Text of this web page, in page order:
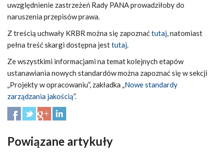
uwzględnienie zastrzeżeń Rady PANA prowadziłoby do
naruszenia przepisów prawa.
Z treścią uchwały KRBR można się zapoznaćtutaj, natomiast
pełna treść skargi dostępna jesttutaj.
Ze wszystkimi informacjami na temat kolejnych etapów
ustanawiania nowych standardów można zapoznać się w sekcji
„Projekty w opracowaniu”, zakładka „Nowe standardy
zarządzania jakością”.
Powiązane artykuły